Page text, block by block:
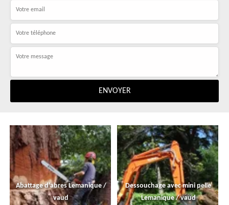
Abattage d'abres Lemanique /
vaud
Dessouchage avec mini pelle
Lemanique / vaud